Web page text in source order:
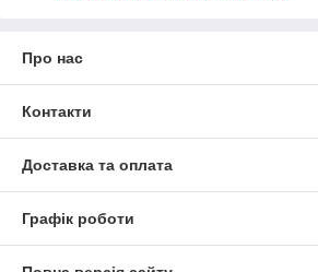
Про нас
Контакти
Доставка та оплата
Графік роботи